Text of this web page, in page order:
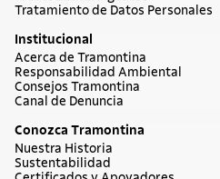
Tratamiento de Datos Personales
Institucional
Acerca de Tramontina
Responsabilidad Ambiental
Consejos Tramontina
Canal de Denuncia
Conozca Tramontina
Nuestra Historia
Sustentabilidad